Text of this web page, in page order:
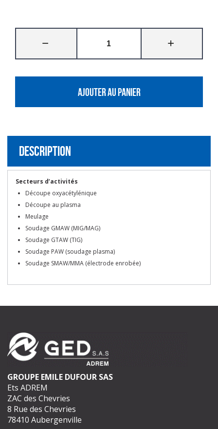
AJOUTER AU PANIER
Description
Secteurs d’activités
Découpe oxyacétylénique
Découpe au plasma
Meulage
Soudage GMAW (MIG/MAG)
Soudage GTAW (TIG)
Soudage PAW (soudage plasma)
Soudage SMAW/MMA (électrode enrobée)
GROUPE EMILE DUFOUR SAS
Ets ADREM
ZAC des Chevries
8 Rue des Chevries
78410 Aubergenville